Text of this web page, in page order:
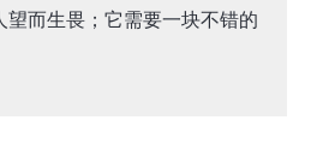
望而生畏；它需要一块不错的